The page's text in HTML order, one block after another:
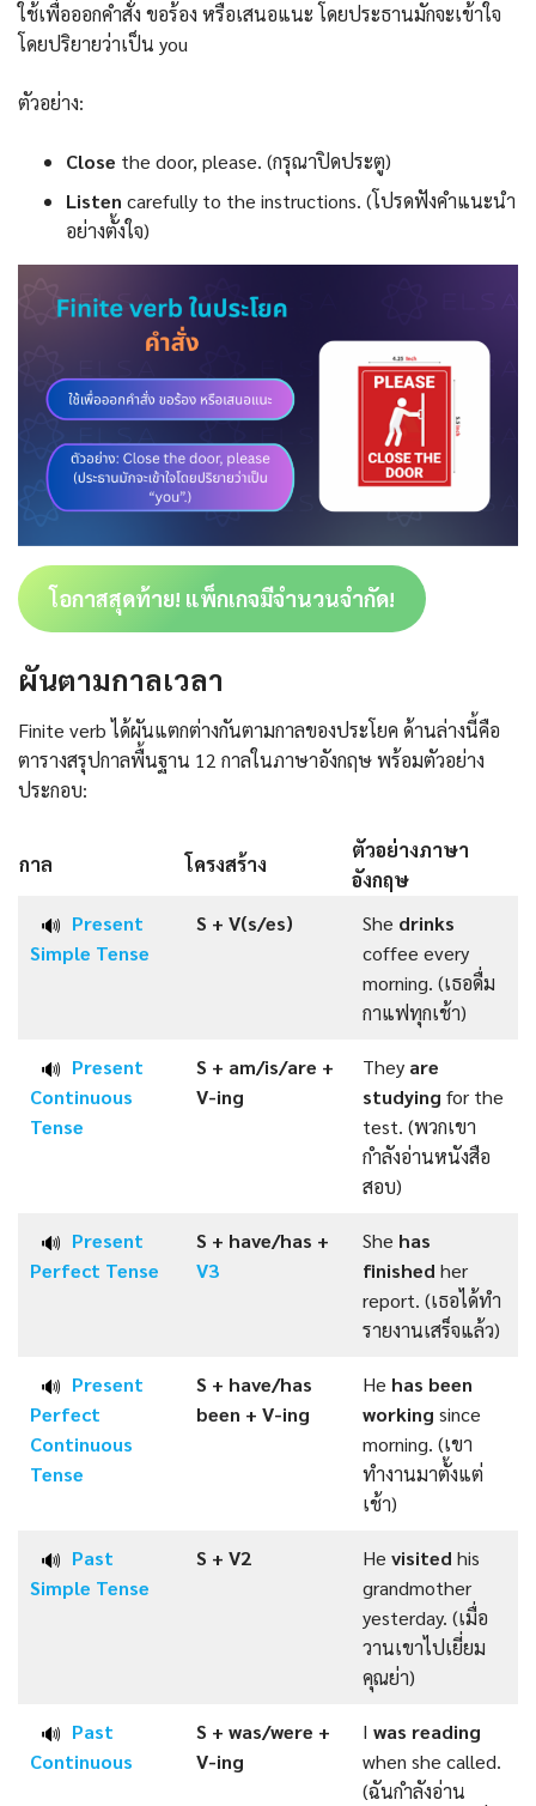
ใช้เพื่อออกคำสั่ง ขอร้อง หรือเสนอแนะ โดยประธานมักจะเข้าใจ
โดยปริยายว่าเป็น you
ตัวอย่าง:
Close the door, please. (กรุณาปิดประตู)
Listen carefully to the instructions. (โปรดฟังคำแนะนำ
อย่างตั้งใจ)
โอกาสสุดท้าย! แพ็กเกจมีจำนวนจำกัด!
ผันตามกาลเวลา
Finite verb ได้ผันแตกต่างกันตามกาลของประโยค ด้านล่างนี้คือ
ตารางสรุปกาลพื้นฐาน 12 กาลในภาษาอังกฤษ พร้อมตัวอย่าง
ประกอบ:
กาล โครงสร้าง
ตัวอย่างภาษา
อังกฤษ
🔊 Present
Simple Tense
S + V(s/es) She drinks
coffee every
morning. (เธอดื่ม
กาแฟทุกเช้า)
🔊 Present
Continuous
Tense
S + am/is/are +
V-ing
They are
studying for the
test. (พวกเขา
กำลังอ่านหนังสือ
สอบ)
🔊 Present
Perfect Tense
S + have/has +
V3
She has
finished her
report. (เธอได้ทำ
รายงานเสร็จแล้ว)
🔊 Present
Perfect
Continuous
Tense
S + have/has
been + V-ing
He has been
working since
morning. (เขา
ทำงานมาตั้งแต่
เช้า)
🔊 Past
Simple Tense
S + V2 He visited his
grandmother
yesterday. (เมื่อ
วานเขาไปเยี่ยม
คุณย่า)
🔊 Past
Continuous
S + was/were +
V-ing
I was reading
when she called.
(ฉันกำลังอ่าน